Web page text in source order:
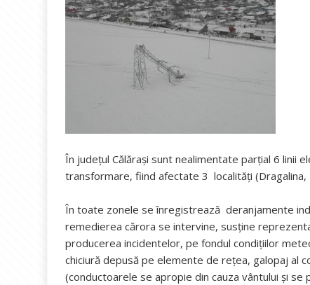
În judeţul Călăraşi sunt nealimentate parțial 6 linii
transformare, fiind afectate 3 localităţi (Dragalina,
În toate zonele se înregistrează deranjamente
remedierea cărora se intervine, susține
producerea incidentelor, pe fondul condiţiilor
chiciură depusă pe elemente de reţea, galopaj al
(conductoarele se apropie din cauza vântului şi